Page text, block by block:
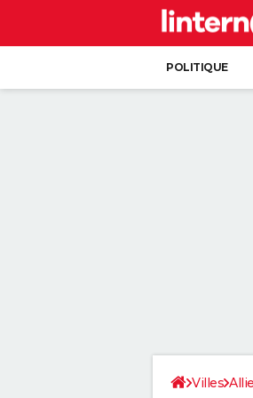
POLITIQUE
Villes